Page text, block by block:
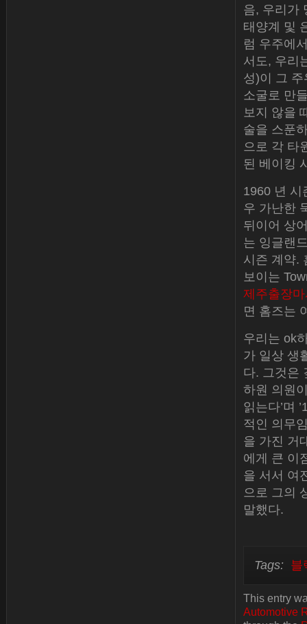
음, 우리가
태양계 및
럼 우주에
서도, 우리
성)이 그
소굴로 만
보지 않을
술을 스푼
으로 각 타
된 베이킹
1960 년 시
우 가난한
뒤이어 상
는 잉글랜
시즌 계약.
보이는
제주출장
면 홈즈는
우리는 ok
가 일상 생
다. 그것은
하원 의원
읽는다’며
적인 의무
을 가진 거
에게 큰 이
을 서서 여
으로 그의
말했다.
Tags: 블
This entry
Automotive